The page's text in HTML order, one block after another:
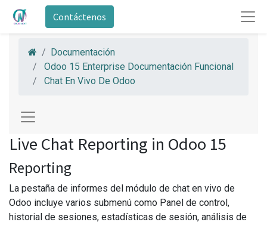
Contáctenos
Documentación
Odoo 15 Enterprise Documentación Funcional
Chat En Vivo De Odoo
Live Chat Reporting in Odoo 15
Reporting
La pestaña de informes del módulo de chat en vivo de
Odoo incluye varios submenú como Panel de control,
historial de sesiones, estadísticas de sesión, análisis de